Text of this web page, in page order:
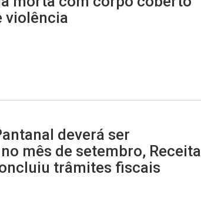
violência
deverá ser
mês de setembro, Receita
trâmites fiscais